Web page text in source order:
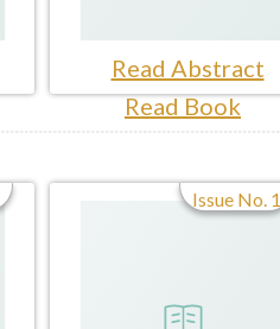
Read Abstract
Read Book
Issue No. 1